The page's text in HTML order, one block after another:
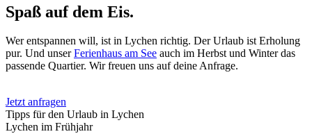
Spaß auf dem Eis.
Wer entspannen will, ist in Lychen richtig. Der Urlaub ist Erholung
pur. Und unserFerienhaus am See auch im Herbst und Winter das
passende Quartier. Wir freuen uns auf deine Anfrage.
Jetzt anfragen
Tipps für den Urlaub in Lychen
Lychen im Frühjahr